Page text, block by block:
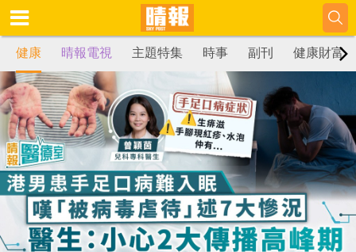
健康 晴報電視 主題特集 時事 副刊 健康財富